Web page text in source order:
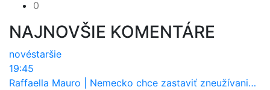
0
NAJNOVŠIE KOMENTÁRE
novéstaršie
19:45
Raffaella Mauro
Nemecko chce zastaviť zneužívanie dotácií na elektromobily. Pritvrdí pravidlá